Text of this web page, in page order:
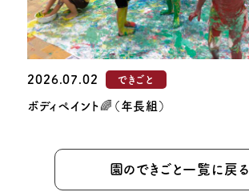
2026.07.02 できごと
ボディペイント🌈（年長組）
園のできごと一覧に戻る